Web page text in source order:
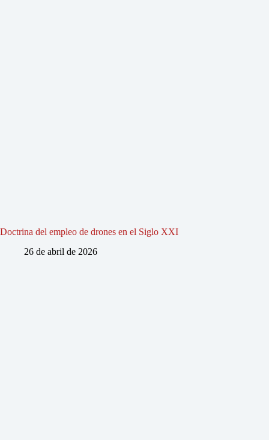
Doctrina del empleo de drones en el Siglo XXI
26 de abril de 2026